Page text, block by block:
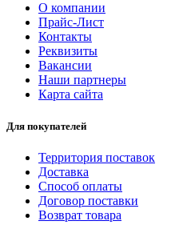
О компании
Прайс-Лист
Контакты
Реквизиты
Вакансии
Наши партнеры
Карта сайта
Для покупателей
Территория поставок
Доставка
Способ оплаты
Договор поставки
Возврат товара